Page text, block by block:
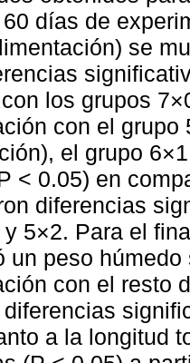
días de
se
los grupos
con el
el grupo
< 0.05) en
diferencias
5×2. Para el
un peso
con el resto
a la longitud